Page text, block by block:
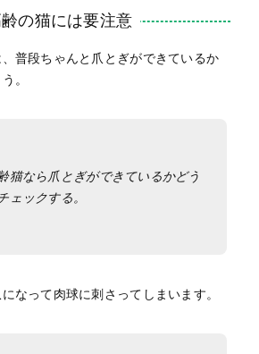
の猫には要注意
普段ちゃんと爪とぎができているか
。
猫なら爪とぎができているかどう
ェックする。
なって肉球に刺さってしまいます。